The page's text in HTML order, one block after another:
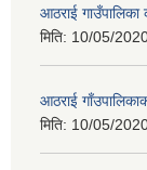
आठराई गाउँपालिका
मिति: 10/05/
आठराई
मिति: 10/05/